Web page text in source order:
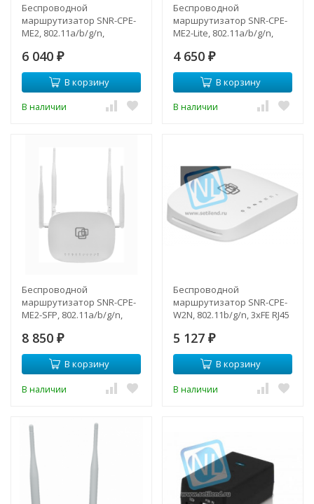
Беспроводной
маршрутизатор SNR-CPE-
ME2, 802.11a/b/g/n,
6 040 ₽
В корзину
В наличии
Беспроводной
маршрутизатор SNR-CPE-
ME2-Lite, 802.11a/b/g/n,
4 650 ₽
В корзину
В наличии
Беспроводной
маршрутизатор SNR-CPE-
ME2-SFP, 802.11a/b/g/n,
1xSFP
8 850 ₽
В корзину
В наличии
Беспроводной
маршрутизатор SNR-CPE-
W2N, 802.11b/g/n, 3xFE RJ45
5 127 ₽
В корзину
В наличии